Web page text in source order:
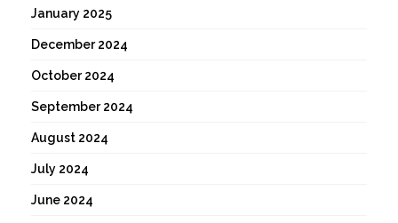
January 2025
December 2024
October 2024
September 2024
August 2024
July 2024
June 2024